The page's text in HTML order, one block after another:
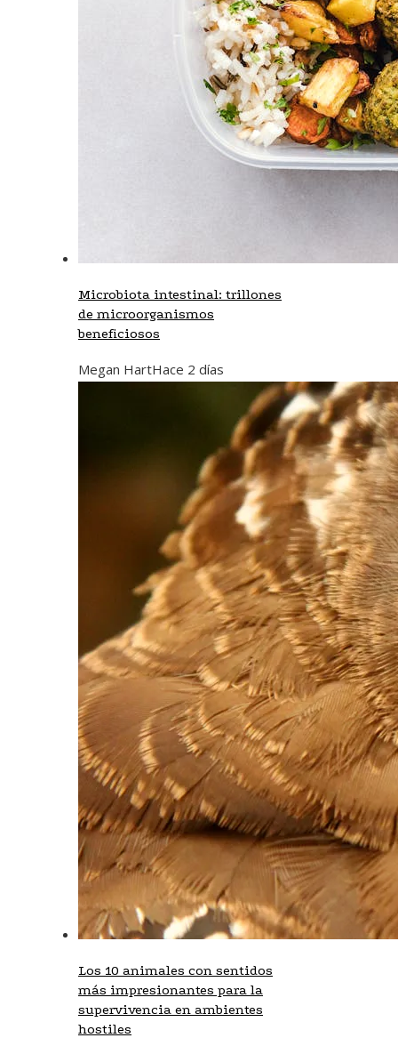
Microbiota intestinal: trillones
de microorganismos
beneficiosos
Megan HartHace 2 días
Los 10 animales con sentidos
más impresionantes para la
supervivencia en ambientes
hostiles